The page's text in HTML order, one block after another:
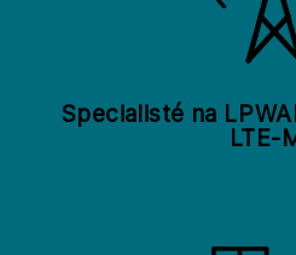
Specialisté na
LTE-